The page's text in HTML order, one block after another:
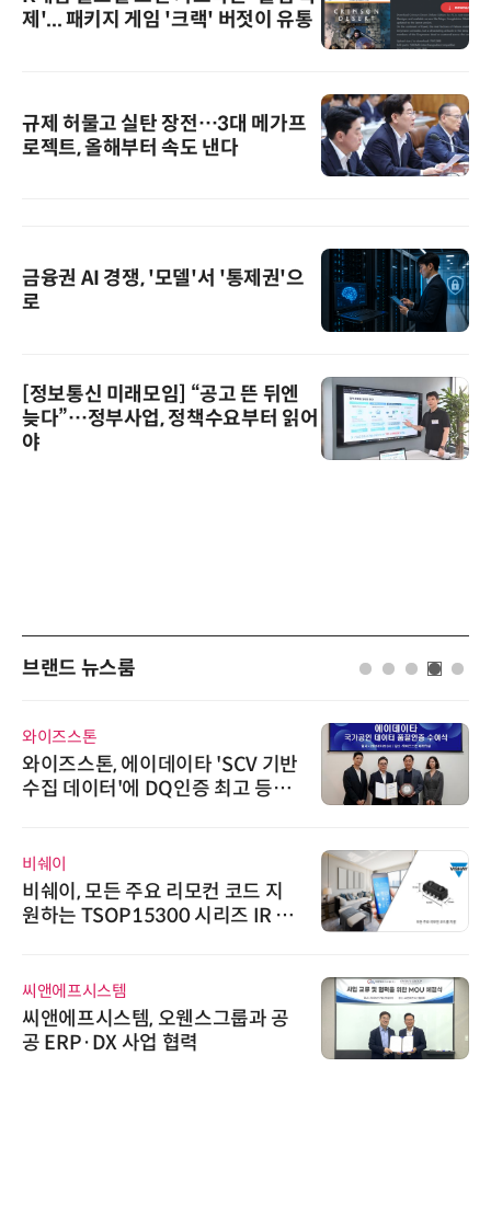
제'... 패키지 게임 '크랙' 버젓이 유통
규제 허물고 실탄 장전…3대 메가프
로젝트, 올해부터 속도 낸다
금융권 AI 경쟁, '모델'서 '통제권'으
로
[정보통신 미래모임] “공고 뜬 뒤엔
늦다”…정부사업, 정책수요부터 읽어
야
브랜드 뉴스룸
와이즈스톤
와이즈스톤, 에이데이타 'SCV 기반
수집 데이터'에 DQ인증 최고 등급
비쉐이
비쉐이, 모든 주요 리모컨 코드 지
원하는 TSOP15300 시리즈 IR 수
씨앤에프시스템
씨앤에프시스템, 오웬스그룹과 공
공 ERP·DX 사업 협력